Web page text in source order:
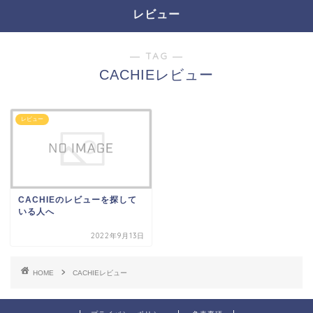
レビュー
― TAG ―
CACHIEレビュー
レビュー
CACHIEのレビューを探して
いる人へ
2022年9月13日
HOME CACHIEレビュー